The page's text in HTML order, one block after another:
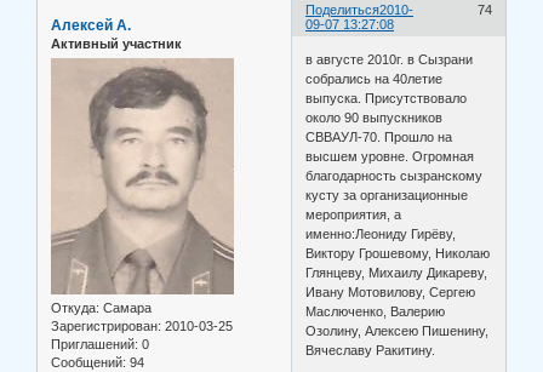
Поделиться 74
2010-
09-07 13:27:08
Алексей А.
Активный участник
Откуда: Самара
Зарегистрирован: 2010-03-25
Приглашений: 0
Сообщений: 94
в августе 2010г. в Сызрани
собрались на 40летие
выпуска. Присутствовало
около 90 выпускников
СВВАУЛ-70. Прошло на
высшем уровне. Огромная
благодарность сызранскому
кусту за организационные
мероприятия, а
именно:Леониду Гирёву,
Виктору Грошевому, Николаю
Глянцеву, Михаилу Дикареву,
Ивану Мотовилову, Сергею
Маслюченко, Валерию
Озолину, Алексею Пишенину,
Вячеславу Ракитину.